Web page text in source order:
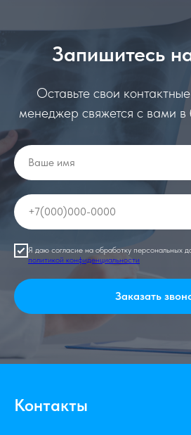
Запишитесь
Оставьте свои
менеджер свяжется с вами
Я даю согласие на обработку персональных
политикой конфиденциальности
Заказать
Контакты